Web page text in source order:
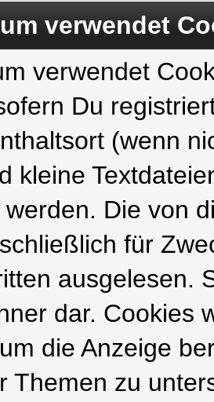
verwendet
verwendet
Du
(wenn
kleine
Die von
für
ausgelesen.
dar. Cookies
die Anzeige
Themen zu